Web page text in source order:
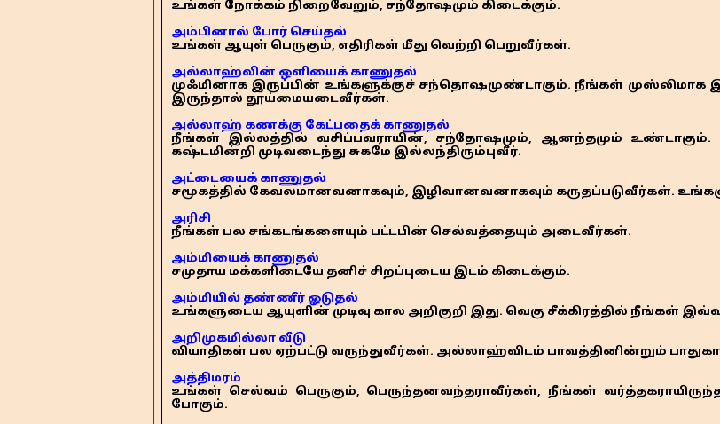
உங்கள் நோக்கம் நிறைவேறும், சந்தோஷமும் கிடைக்கும்.
அம்பினால் போர் செய்தல்
உங்கள் ஆயுள் பெருகும், எதிரிகள் மீது வெற்றி பெறுவீர்கள்.
அல்லாஹ்வின் ஒளியைக் காணுதல்
முஃமினாக இருப்பின் உங்களுக்குச் சந்தொஷமுண்டாகும். நீங்கள்
இருந்தால் தூய்மையடைவீர்கள்.
அல்லாஹ் கணக்கு கேட்பதைக் காணுதல்
நீங்கள் இல்லத்தில் வசிப்பவராயின், சந்தோஷமும், ஆனந்தமும் உண்டாகும்.
கஷ்டமின்றி முடிவடைந்து சுகமே இல்லந்திரும்புவீர்.
அட்டையைக் காணுதல்
சமூகத்தில் கேவலமானவனாகவும், இழிவானவனாகவும் கருதப்படுவீர்கள்.
அரிசி
நீங்கள் பல சங்கடங்களையும் பட்டபின் செல்வத்தையும் அடைவீர்கள்.
அம்மியைக் காணுதல்
சமுதாய மக்களிடையே தனிச் சிறப்புடைய இடம் கிடைக்கும்.
அம்மியில் தண்ணீர் ஓடுதல்
உங்களுடைய ஆயுளின் முடிவு கால அறிகுறி இது. வெகு சீக்கிரத்தில் நீங்கள்
அறிமுகமில்லா வீடு
வியாதிகள் பல ஏற்பட்டு வருந்துவீர்கள். அல்லாஹ்விடம் பாவத்தினின்றும்
அத்திமரம்
உங்கள் செல்வம் பெருகும், பெருந்தனவந்தராவீர்கள், நீங்கள்
போகும்.